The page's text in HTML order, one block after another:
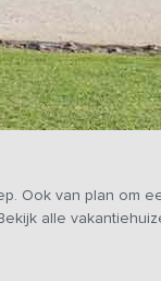
Ook van plan om
alle